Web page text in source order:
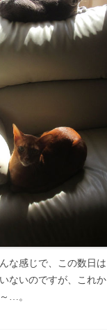
な感じで、この数日
ないのですが、これ
…。